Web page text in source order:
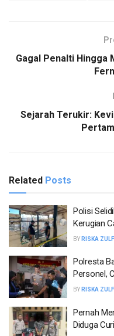
Gagal Penalti Hingga
Sejarah Terukir:
Related Posts
Polisi
Kerugian
BY RISKA
Polresta
Personel,
BY RISKA
Pernah
Diduga